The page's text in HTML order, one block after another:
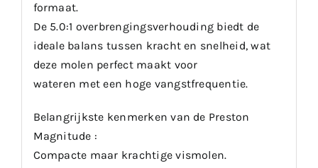
formaat.
De 5.0:1 overbrengingsverhouding biedt de
ideale balans tussen kracht en snelheid, wat
deze molen perfect maakt voor
wateren met een hoge vangstfrequentie.
Belangrijkste kenmerken van de Preston
Magnitude :
Compacte maar krachtige vismolen.